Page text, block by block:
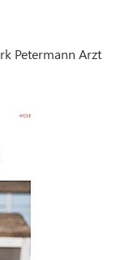
Petermann Arzt